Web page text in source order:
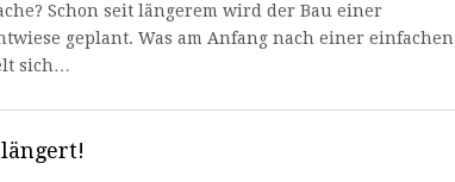
Schon seit längerem wird der Bau einer
geplant. Was am Anfang nach einer einfachen
sich…